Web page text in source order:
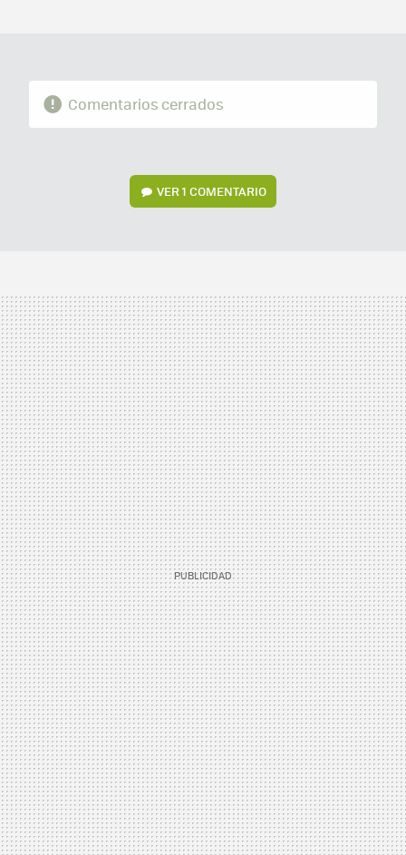
Comentarios cerrados
VER1 COMENTARIO